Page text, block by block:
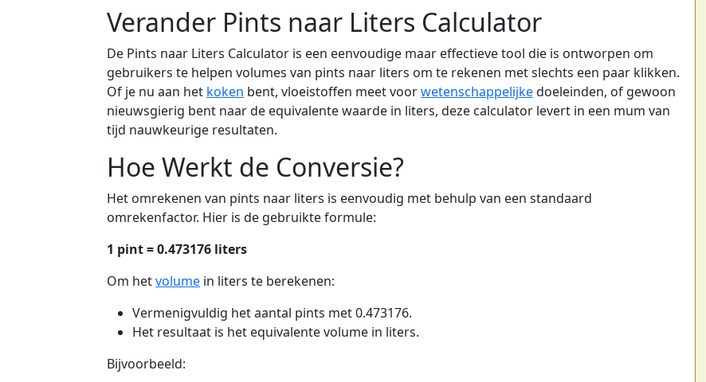
Verander Pints naar Liters Calculator
De Pints naar Liters Calculator is een eenvoudige maar effectieve tool die is ontworpen om
gebruikers te helpen volumes van pints naar liters om te rekenen met slechts een paar klikken.
Of je nu aan het koken bent, vloeistoffen meet voorwetenschappelijkedoeleinden, of gewoon
nieuwsgierig bent naar de equivalente waarde in liters, deze calculator levert in een mum van
tijd nauwkeurige resultaten.
Hoe Werkt de Conversie?
Het omrekenen van pints naar liters is eenvoudig met behulp van een standaard
omrekenfactor. Hier is de gebruikte formule:
1 pint = 0.473176 liters
Om hetvolume in liters te berekenen:
Vermenigvuldig het aantal pints met 0.473176.
Het resultaat is het equivalente volume in liters.
Bijvoorbeeld: